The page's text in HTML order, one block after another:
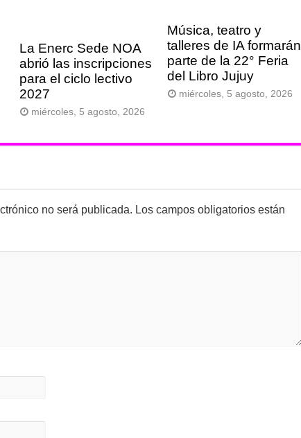
La Enerc Sede NOA
abrió las inscripciones
para el ciclo lectivo
2027
miércoles, 5 agosto, 2026
Música, teatro y
talleres de IA formarán
parte de la 22° Feria
del Libro Jujuy
miércoles, 5 agosto, 2026
no será publicada. Los campos obligatorios están